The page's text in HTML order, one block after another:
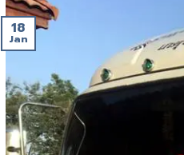
18
Jan